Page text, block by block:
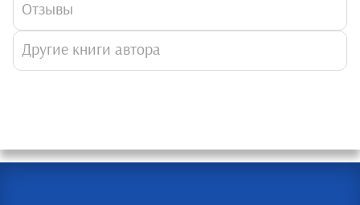
Отзывы
Другие книги автора